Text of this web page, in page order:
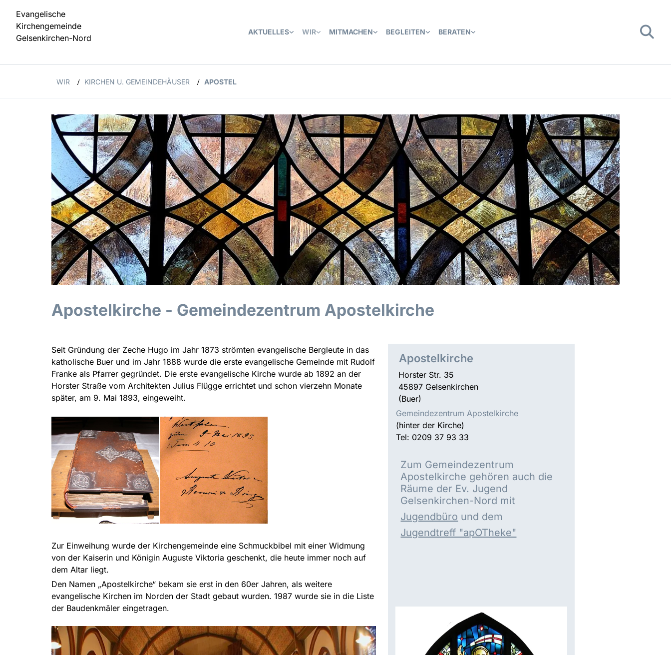
Evangelische
Kirchengemeinde
Gelsenkirchen-Nord
AKTUELLES WIR MITMACHEN BEGLEITEN BERATEN
WIR / KIRCHEN U. GEMEINDEHÄUSER / APOSTEL
Apostelkirche - Gemeindezentrum Apostelkirche
Seit Gründung der Zeche Hugo im Jahr 1873 strömten evangelische Bergleute in das
katholische Buer und im Jahr 1888 wurde die erste evangelische Gemeinde mit Rudolf
Franke als Pfarrer gegründet. Die erste evangelische Kirche wurde ab 1892 an der
Horster Straße vom Architekten Julius Flügge errichtet und schon vierzehn Monate
später, am 9. Mai 1893, eingeweiht.
Zur Einweihung wurde der Kirchengemeinde eine Schmuckbibel mit einer Widmung
von der Kaiserin und Königin Auguste Viktoria geschenkt, die heute immer noch auf
dem Altar liegt.
Den Namen „Apostelkirche“ bekam sie erst in den 60er Jahren, als weitere
evangelische Kirchen im Norden der Stadt gebaut wurden. 1987 wurde sie in die Liste
der Baudenkmäler eingetragen.
Apostelkirche
Horster Str. 35
45897 Gelsenkirchen
(Buer)
Gemeindezentrum Apostelkirche
(hinter der Kirche)
Tel: 0209 37 93 33
Zum Gemeindezentrum
Apostelkirche gehören auch die
Räume der Ev. Jugend
Gelsenkirchen-Nord mit
Jugendbüro und dem
Jugendtreff "apOTheke"